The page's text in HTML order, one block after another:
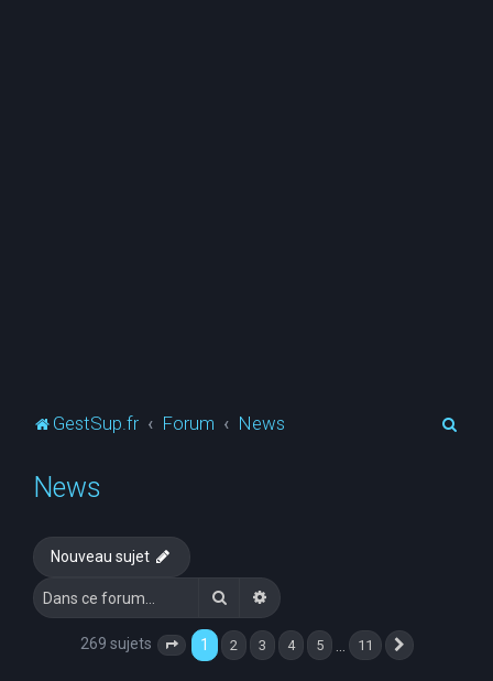
GestSup.fr Forum News
News
Nouveau sujet
RechercherRecherche avancée
269 sujets Page 1 sur11
1 2 3 4 5 11